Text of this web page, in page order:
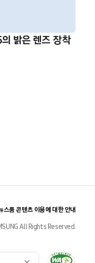
밝은 렌즈 장착
스룸 콘텐츠 이용에 대한 안내
All Rights Reserved.